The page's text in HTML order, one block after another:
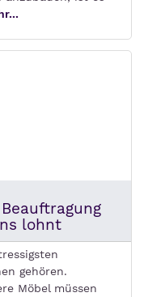
lohnt
gehören.
Möbel müssen